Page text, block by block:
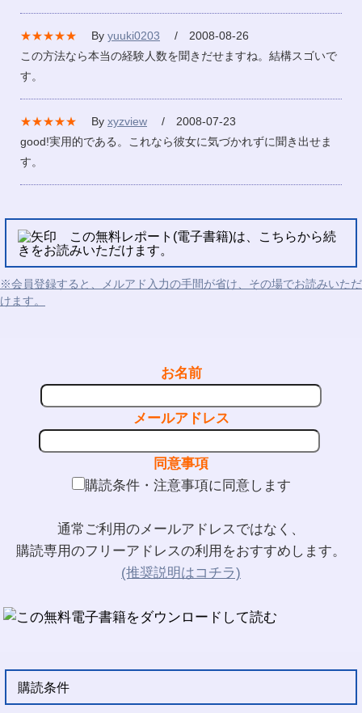
★★★★★ By yuuki0203
/ 2008-08-26
この方法なら本当の経験人数を聞きだせますね。結構スゴいで
す。
★★★★★ By xyzview
/ 2008-07-23
good!実用的である。これなら彼女に気づかれずに聞き出せま
す。
この無料レポート(電子書籍)は、こちらから続
きをお読みいただけます。
※会員登録すると、メルアド入力の手間が省け、その場でお読みいただ
けます。
お名前
メールアドレス
同意事項
購読条件・注意事項に同意します
通常ご利用のメールアドレスではなく、
購読専用のフリーアドレスの利用をおすすめします。
(推奨説明はコチラ)
購読条件